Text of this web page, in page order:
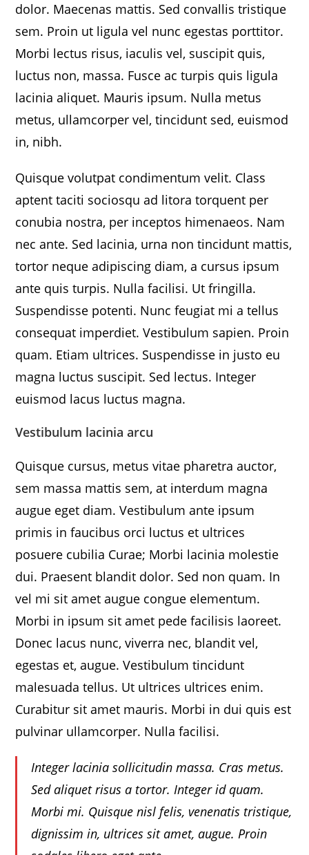
dolor. Maecenas mattis. Sed convallis tristique
sem. Proin ut ligula vel nunc egestas porttitor.
Morbi lectus risus, iaculis vel, suscipit quis,
luctus non, massa. Fusce ac turpis quis ligula
lacinia aliquet. Mauris ipsum. Nulla metus
metus, ullamcorper vel, tincidunt sed, euismod
in, nibh.
Quisque volutpat condimentum velit. Class
aptent taciti sociosqu ad litora torquent per
conubia nostra, per inceptos himenaeos. Nam
nec ante. Sed lacinia, urna non tincidunt mattis,
tortor neque adipiscing diam, a cursus ipsum
ante quis turpis. Nulla facilisi. Ut fringilla.
Suspendisse potenti. Nunc feugiat mi a tellus
consequat imperdiet. Vestibulum sapien. Proin
quam. Etiam ultrices. Suspendisse in justo eu
magna luctus suscipit. Sed lectus. Integer
euismod lacus luctus magna.
Vestibulum lacinia arcu
Quisque cursus, metus vitae pharetra auctor,
sem massa mattis sem, at interdum magna
augue eget diam. Vestibulum ante ipsum
primis in faucibus orci luctus et ultrices
posuere cubilia Curae; Morbi lacinia molestie
dui. Praesent blandit dolor. Sed non quam. In
vel mi sit amet augue congue elementum.
Morbi in ipsum sit amet pede facilisis laoreet.
Donec lacus nunc, viverra nec, blandit vel,
egestas et, augue. Vestibulum tincidunt
malesuada tellus. Ut ultrices ultrices enim.
Curabitur sit amet mauris. Morbi in dui quis est
pulvinar ullamcorper. Nulla facilisi.
Integer lacinia sollicitudin massa. Cras metus.
Sed aliquet risus a tortor. Integer id quam.
Morbi mi. Quisque nisl felis, venenatis tristique,
dignissim in, ultrices sit amet, augue. Proin